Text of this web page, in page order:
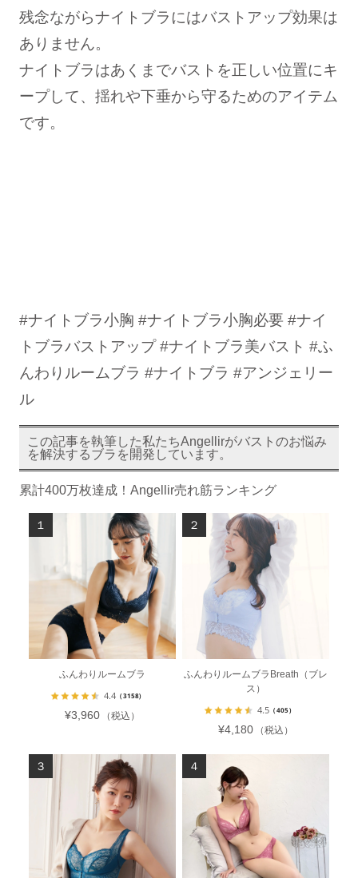
残念ながらナイトブラにはバストアップ効果は
ありません。
ナイトブラはあくまでバストを正しい位置にキ
ープして、揺れや下垂から守るためのアイテム
です。
#ナイトブラ小胸 #ナイトブラ小胸必要 #ナイ
トブラバストアップ #ナイトブラ美バスト #ふ
んわりルームブラ #ナイトブラ #アンジェリー
ル
この記事を執筆した私たちAngellirがバストのお悩み
を解決するブラを開発しています。
累計400万枚達成！Angellir売れ筋ランキング
ふんわりルームブラ
4.4 （3158）
¥3,960 （税込）
ふんわりルームブラBreath（ブレ
ス）
4.5 （405）
¥4,180 （税込）